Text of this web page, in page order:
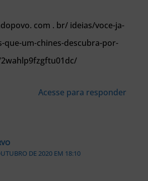
com . br/ ideias/voce-ja-
que-um-chines-descubra-por-
Acesse para responder
DE 2020 EM 18:10